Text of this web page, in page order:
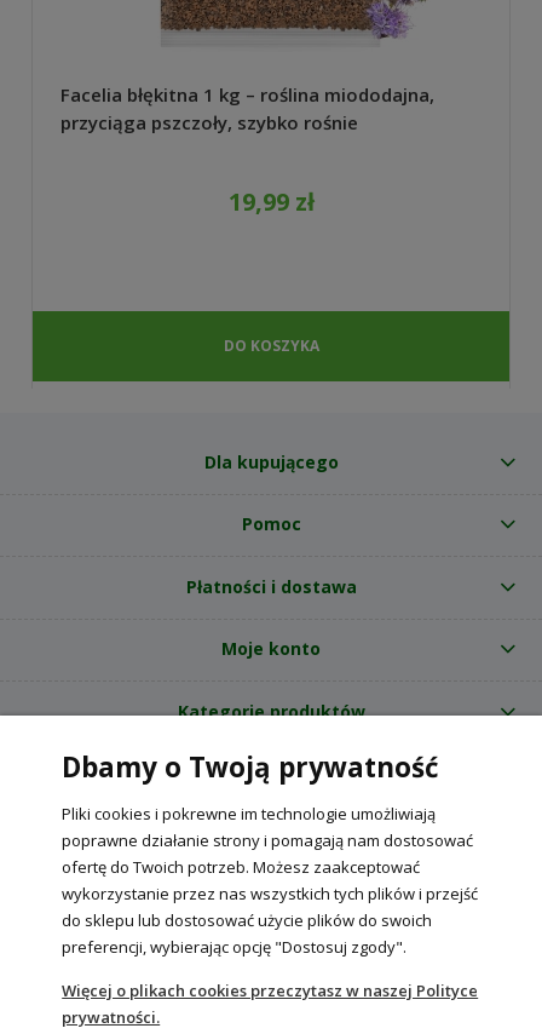
Facelia błękitna 1 kg – roślina miododajna,
przyciąga pszczoły, szybko rośnie
19,99 zł
DO KOSZYKA
Dla kupującego
Pomoc
Płatności i dostawa
Moje konto
Kategorie produktów
O nas
Internetowy sklep ogrodniczy z nasionami RajOgrodnika.pl
NIP: 6090037061, REGON: 260240470 | Czarnca, ul. Tęczowa 31, 29-100
Włoszczowa
POKAŻ PEŁNĄ WERSJĘ STRONY
Dbamy o Twoją prywatność
Pliki cookies i pokrewne im technologie umożliwiają
poprawne działanie strony i pomagają nam dostosować
ofertę do Twoich potrzeb. Możesz zaakceptować
wykorzystanie przez nas wszystkich tych plików i przejść
do sklepu lub dostosować użycie plików do swoich
preferencji, wybierając opcję "Dostosuj zgody".
Więcej o plikach cookies przeczytasz w naszej Polityce
prywatności.